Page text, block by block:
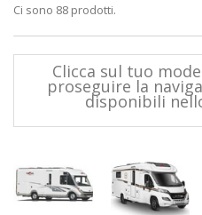
Ci sono 88 prodotti.
Clicca sul tuo
proseguire la
disponibili